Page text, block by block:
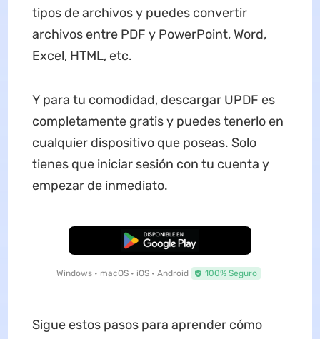
tipos de archivos y puedes convertir
archivos entre PDF y PowerPoint, Word,
Excel, HTML, etc.
Y para tu comodidad, descargar UPDF es
completamente gratis y puedes tenerlo en
cualquier dispositivo que poseas. Solo
tienes que iniciar sesión con tu cuenta y
empezar de inmediato.
Descarga Gratuita
Windows • macOS • iOS • Android 100% Seguro
Sigue estos pasos para aprender cómo